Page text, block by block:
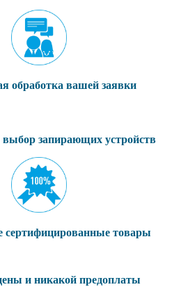
обработка вашей заявки
запирающих устройств
сертифицированные товары
и никакой предоплаты